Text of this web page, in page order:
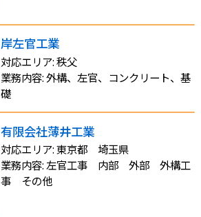
岸左官工業
対応エリア: 秩父
業務内容: 外構、左官、コンクリート、基
礎
有限会社薄井工業
対応エリア: 東京都 埼玉県
業務内容: 左官工事 内部 外部 外構工
事 その他